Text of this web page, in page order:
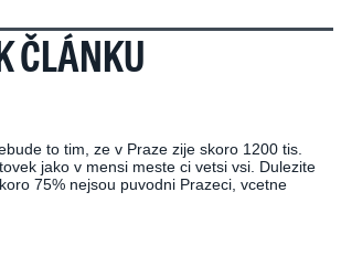
ČLÁNKU
to tim, ze v Praze zije skoro 1200 tis.
jako v mensi meste ci vetsi vsi. Dulezite
75% nejsou puvodni Prazeci, vcetne